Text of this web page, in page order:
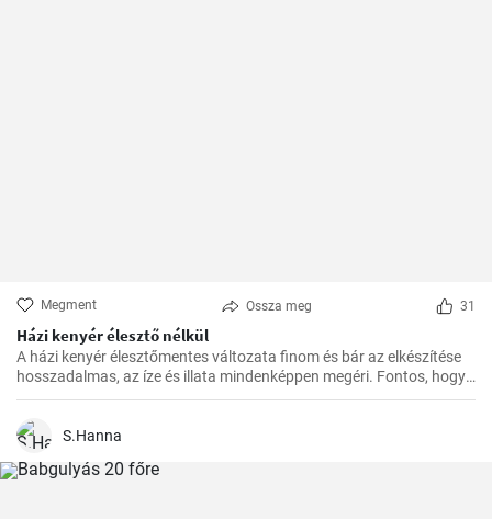
Megment Ossza meg 31
Házi kenyér élesztő nélkül
A házi kenyér élesztőmentes változata finom és bár az elkészítése
hosszadalmas, az íze és illata mindenképpen megéri. Fontos, hogy
előre tervezzük meg az készítést, mivel a dagasztás után
S.Hanna